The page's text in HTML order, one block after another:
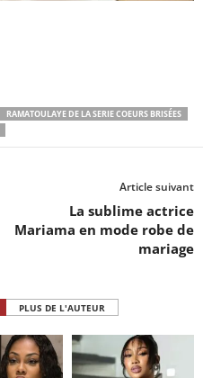
RAMATOULAYE DE LA SERIE COEURS BRISÉES
Article suivant
La sublime actrice
Mariama en mode robe de
mariage
PLUS DE L'AUTEUR